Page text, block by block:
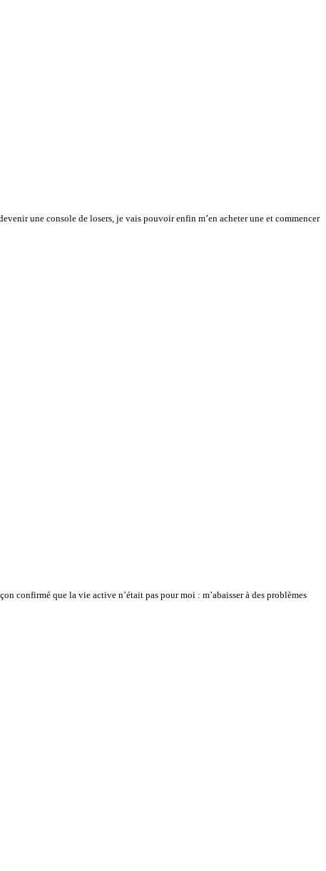
une console de losers, je vais pouvoir enfin m’en acheter une et commencer
confirmé que la vie active n’était pas pour moi : m’abaisser à des problèmes